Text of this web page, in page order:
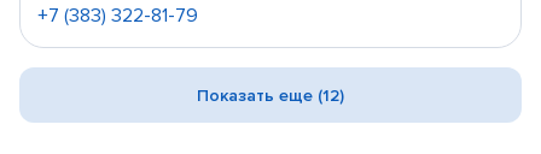
+7 (383) 322-81-79
Показать еще (12)